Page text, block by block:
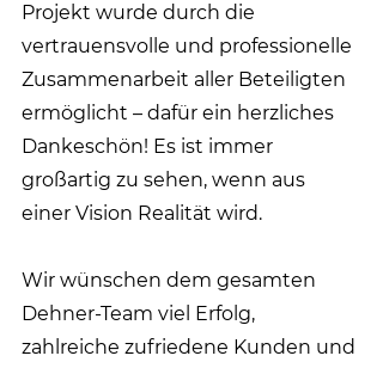
Projekt wurde durch die
vertrauensvolle und professionelle
Zusammenarbeit aller Beteiligten
ermöglicht – dafür ein herzliches
Dankeschön! Es ist immer
großartig zu sehen, wenn aus
einer Vision Realität wird.
Wir wünschen dem gesamten
Dehner-Team viel Erfolg,
zahlreiche zufriedene Kunden und